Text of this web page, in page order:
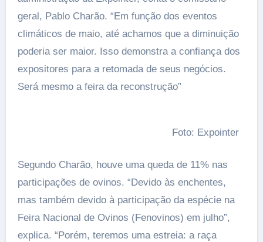
geral, Pablo Charão. “Em função dos eventos
climáticos de maio, até achamos que a diminuição
poderia ser maior. Isso demonstra a confiança dos
expositores para a retomada de seus negócios.
Será mesmo a feira da reconstrução”
Foto: Expointer
Segundo Charão, houve uma queda de 11% nas
participações de ovinos. “Devido às enchentes,
mas também devido à participação da espécie na
Feira Nacional de Ovinos (Fenovinos) em julho”,
explica. “Porém, teremos uma estreia: a raça